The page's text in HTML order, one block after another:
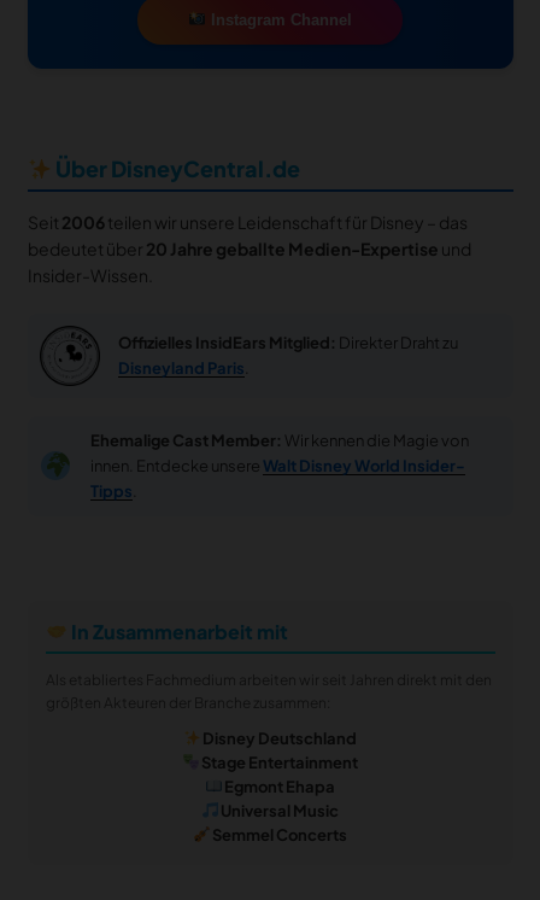
Instagram Channel
Über DisneyCentral.de
Seit 2006teilen wir unsere Leidenschaft für Disney – das
bedeutet über 20 Jahre geballte Medien-Expertise und
Insider-Wissen.
Offizielles InsidEars Mitglied: Direkter Draht zu
Disneyland Paris
Ehemalige Cast Member: Wir kennen die Magie von
innen. Entdecke unsere Walt Disney World Insider-
Tipps
In Zusammenarbeit mit
Disney Deutschland
Stage Entertainment
Egmont Ehapa
Universal Music
Semmel Concerts